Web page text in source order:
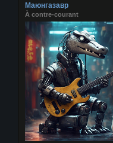
Маюнгазавр
À contre-courant